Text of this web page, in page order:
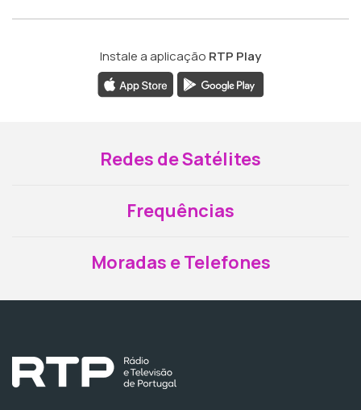
Instale a aplicação RTP Play
Redes de Satélites
Frequências
Moradas e Telefones